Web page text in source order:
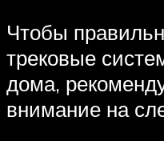
Чтобы
трековые
дома,
внимание на